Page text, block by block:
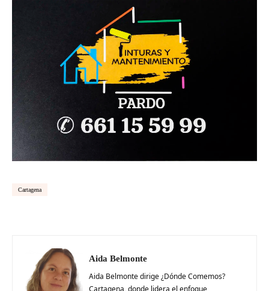
Cartagena
Aida Belmonte
Aida Belmonte dirige ¿Dónde Comemos?
Cartagena, donde lidera el enfoque